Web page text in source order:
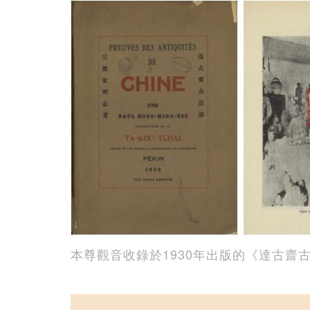
本尊觀音收錄於1930年出版的《達古齋